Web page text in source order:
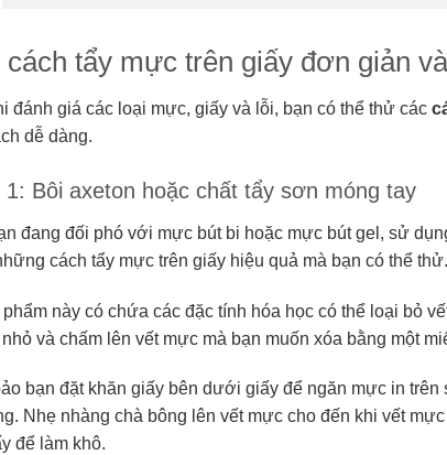
cách tẩy mực trên giấy đơn giản
đánh giá các loại mực, giấy và lỗi, bạn có thể thử các
dễ dàng.
1: Bôi axeton hoặc chất tẩy sơn móng tay
đang đối phó với mực bút bi hoặc mực bút gel, sử
cách tẩy mực trên giấy hiệu quả mà bạn có thể thử.
này có chứa các đặc tính hóa học có thể loại bỏ
và chấm lên vết mực mà bạn muốn xóa bằng một
bạn đặt khăn giấy bên dưới giấy để ngăn mực in trên
Nhẹ nhàng chà bông lên vết mực cho đến khi vết
để làm khô.